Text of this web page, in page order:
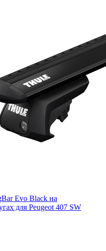
Evo Black на
для Peugeot 407 SW